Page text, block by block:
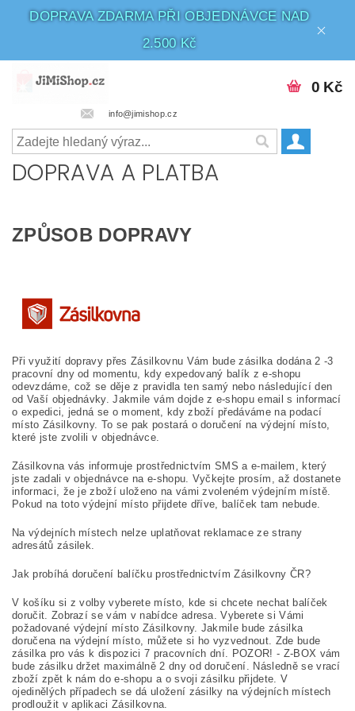
DOPRAVA ZDARMA PŘI OBJEDNÁVCE NAD
2.500 Kč
info@jimishop.cz
0 Kč
DOPRAVA A PLATBA
ZPŮSOB DOPRAVY
Při využití dopravy přes Zásilkovnu Vám bude zásilka dodána 2 -3
pracovní dny od momentu, kdy expedovaný balík z e-shopu
odevzdáme, což se děje z pravidla ten samý nebo následující den
od Vaší objednávky. Jakmile vám dojde z e-shopu email s informací
o expedici, jedná se o moment, kdy zboží předáváme na podací
místo Zásilkovny. To se pak postará o doručení na výdejní místo,
které jste zvolili v objednávce.
Zásilkovna vás informuje prostřednictvím SMS a e-mailem, který
jste zadali v objednávce na e-shopu. Vyčkejte prosím, až dostanete
informaci, že je zboží uloženo na vámi zvoleném výdejním místě.
Pokud na toto výdejní místo přijdete dříve, balíček tam nebude.
Na výdejních místech nelze uplatňovat reklamace ze strany
adresátů zásilek.
Jak probíhá doručení balíčku prostřednictvím Zásilkovny ČR?
V košíku si z volby vyberete místo, kde si chcete nechat balíček
doručit. Zobrazí se vám v nabídce adresa. Vyberete si Vámi
požadované výdejní místo Zásilkovny. Jakmile bude zásilka
doručena na výdejní místo, můžete si ho vyzvednout. Zde bude
zásilka pro vás k dispozici 7 pracovních dní. POZOR! - Z-BOX vám
bude zásilku držet maximálně 2 dny od doručení. Následně se vrací
zboží zpět k nám do e-shopu a o svoji zásilku přijdete. V
ojedinělých případech se dá uložení zásilky na výdejních místech
prodloužit v aplikaci Zásilkovna.